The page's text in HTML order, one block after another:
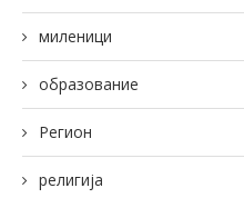
миленици
образование
Регион
религија